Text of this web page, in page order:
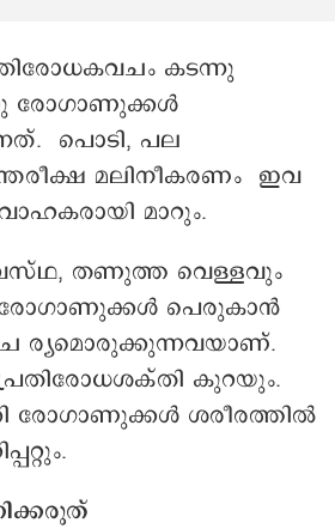
കടന്നു
രോഗാണുക്കൾ
പൊടി, പല
മലിനീകരണം ഇവ
മാറും.
തണുത്ത വെള്ളവും
പെരുകാൻ
കുറയും.
രോഗാണുക്കൾ ശരീരത്തിൽ